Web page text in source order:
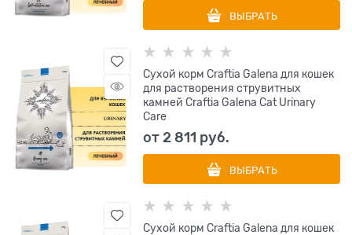
ВЫБРАТЬ
Сухой корм Craftia Galena для кошек
для растворения струвитных
камней Craftia Galena Cat Urinary
Care
от2 811 руб.
ВЫБРАТЬ
Сухой корм Craftia Galena для кошек